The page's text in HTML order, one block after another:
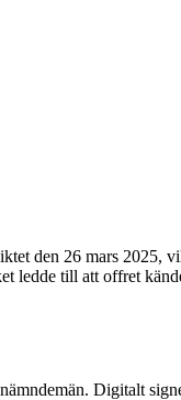
den 26 mars 2025,
ledde till att offret
Digitalt